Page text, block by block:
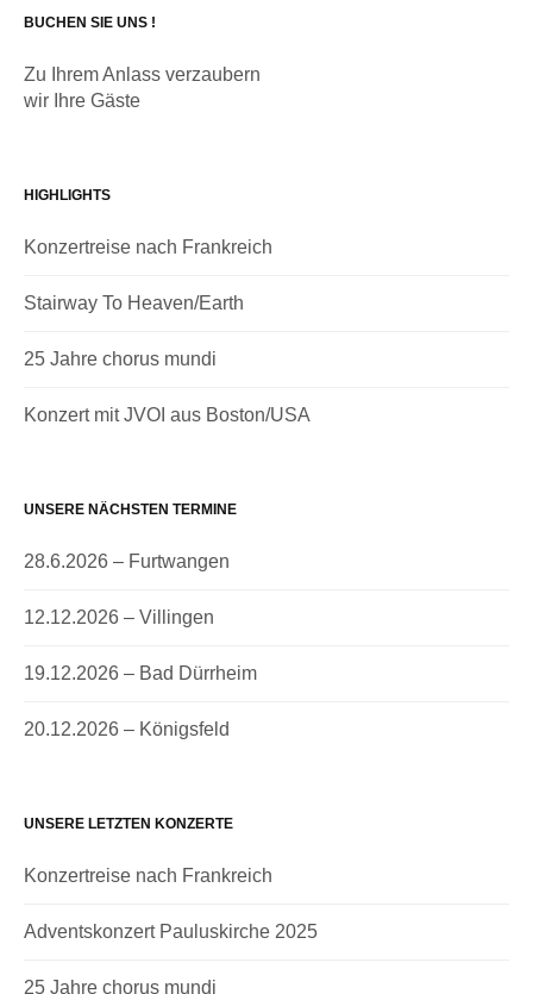
BUCHEN SIE UNS !
Zu Ihrem Anlass verzaubern
wir Ihre Gäste
HIGHLIGHTS
Konzertreise nach Frankreich
Stairway To Heaven/Earth
25 Jahre chorus mundi
Konzert mit JVOI aus Boston/USA
UNSERE NÄCHSTEN TERMINE
28.6.2026 – Furtwangen
12.12.2026 – Villingen
19.12.2026 – Bad Dürrheim
20.12.2026 – Königsfeld
UNSERE LETZTEN KONZERTE
Konzertreise nach Frankreich
Adventskonzert Pauluskirche 2025
25 Jahre chorus mundi